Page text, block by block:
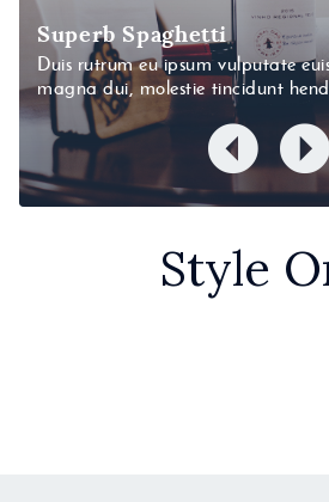
Superb Spaghetti
Duis rutrum eu ipsum vulputate
magna dui, molestie tincidunt
Style